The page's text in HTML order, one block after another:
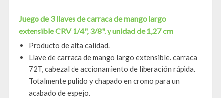
Juego de 3 llaves de carraca de mango largo
extensible CRV 1/4", 3/8". y unidad de 1,27 cm
Producto de alta calidad.
Llave de carraca de mango largo extensible. carraca
72T, cabezal de accionamiento de liberación rápida.
Totalmente pulido y chapado en cromo para un
acabado de espejo.